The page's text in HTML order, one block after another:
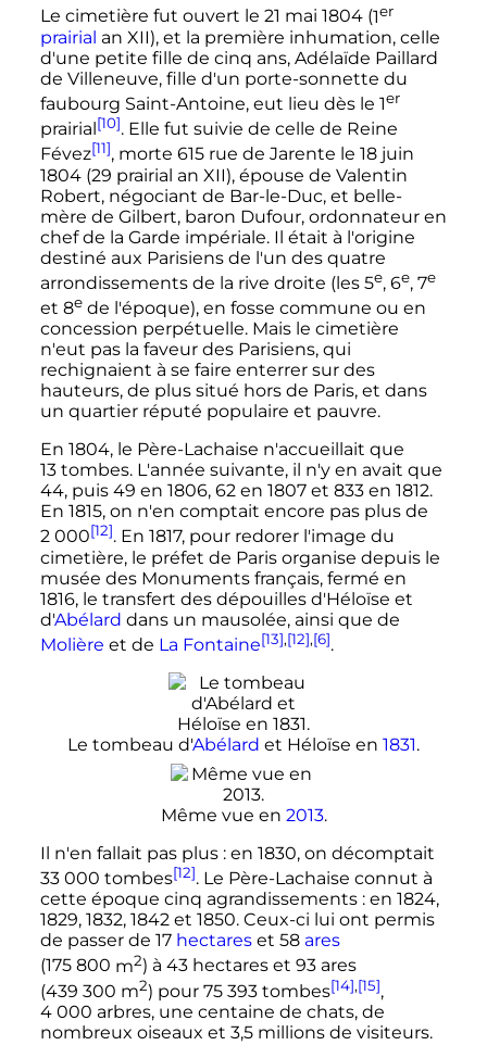
Le cimetière fut ouvert le 21 mai 1804(1er
prairial an XII), et la première inhumation, celle
d'une petite fille de cinq ans, Adélaïde Paillard
de Villeneuve, fille d'un porte-sonnette du
faubourg Saint-Antoine, eut lieu dès le 1er
prairial [10]. Elle fut suivie de celle de Reine
Févez[11], morte 615 rue de Jarente le 18 juin
1804(29 prairial an XII), épouse de Valentin
Robert, négociant de Bar-le-Duc, et belle-
mère de Gilbert, baron Dufour, ordonnateur en
chef de la Garde impériale. Il était à l'origine
destiné aux Parisiens de l'un des quatre
arrondissements de la rive droite (les 5e, 6e, 7e
et 8ede l'époque), en fosse commune ou en
concession perpétuelle. Mais le cimetière
n'eut pas la faveur des Parisiens, qui
rechignaient à se faire enterrer sur des
hauteurs, de plus situé hors de Paris, et dans
un quartier réputé populaire et pauvre.
En 1804, le Père-Lachaise n'accueillait que
13 tombes. L'année suivante, il n'y en avait que
44, puis 49 en 1806, 62 en 1807 et 833 en 1812.
En 1815, on n'en comptait encore pas plus de
2 000[12]. En 1817, pour redorer l'image du
cimetière, le préfet de Paris organise depuis le
musée des Monuments français, fermé en
1816, le transfert des dépouilles d'Héloïse et
d'Abélard dans un mausolée, ainsi que de
Molière et de La Fontaine[13],[12],[6].
Le tombeau d'Abélard et Héloïse en 1831.
Même vue en 2013.
Il n'en fallait pas plus : en 1830, on décomptait
33 000 tombes[12]. Le Père-Lachaise connut à
cette époque cinq agrandissements : en 1824,
1829, 1832, 1842 et 1850. Ceux-ci lui ont permis
de passer de 17 hectareset 58 ares
(175 800 m2) à 43hectareset 93 ares
(439 300 m2) pour 75 393 tombes[14],[15],
4 000 arbres, une centaine de chats, de
nombreux oiseaux et 3,5 millionsde visiteurs.